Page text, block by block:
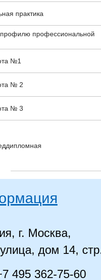
практика
профилю профессиональной
№1
№ 2
№ 3
г. Москва,
дом 14,
495 362-75-60